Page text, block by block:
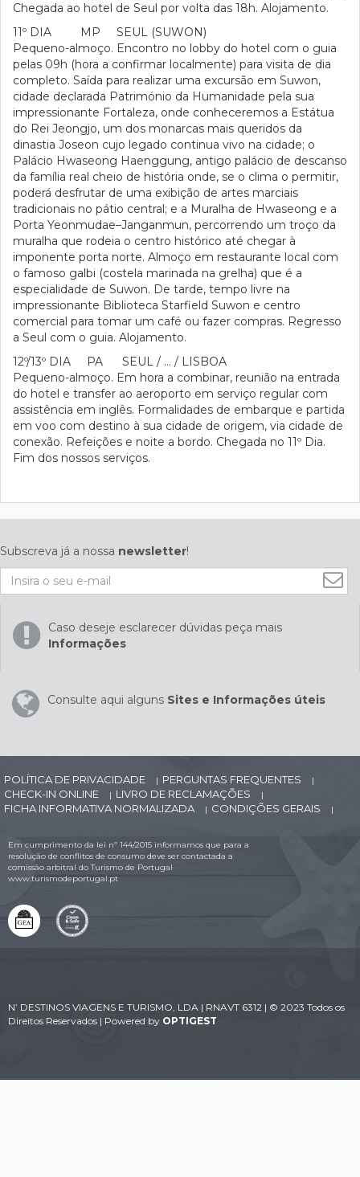
Chegada ao hotel de Seul por volta das 18h. Alojamento.
11º DIA MP SEUL (SUWON)
Pequeno-almoço. Encontro no lobby do hotel com o guia
pelas 09h (hora a confirmar localmente) para visita de dia
completo. Saída para realizar uma excursão em Suwon,
cidade declarada Património da Humanidade pela sua
impressionante Fortaleza, onde conheceremos a Estátua
do Rei Jeongjo, um dos monarcas mais queridos da
dinastia Joseon cujo legado continua vivo na cidade; o
Palácio Hwaseong Haenggung, antigo palácio de descanso
da família real cheio de história onde, se o clima o permitir,
poderá desfrutar de uma exibição de artes marciais
tradicionais no pátio central; e a Muralha de Hwaseong e a
Porta Yeonmudae–Janganmun, percorrendo um troço da
muralha que rodeia o centro histórico até chegar à
imponente porta norte. Almoço em restaurante local com
o famoso galbi (costela marinada na grelha) que é a
especialidade de Suwon. De tarde, tempo livre na
impressionante Biblioteca Starfield Suwon e centro
comercial para tomar um café ou fazer compras. Regresso
a Seul com o guia. Alojamento.
12º/13º DIA PA SEUL / … / LISBOA
Pequeno-almoço. Em hora a combinar, reunião na entrada
do hotel e transfer ao aeroporto em serviço regular com
assistência em inglês. Formalidades de embarque e partida
em voo com destino à sua cidade de origem, via cidade de
conexão. Refeições e noite a bordo. Chegada no 11º Dia.
Fim dos nossos serviços.
Subscreva já a nossa newsletter!
Caso deseje esclarecer dúvidas peça mais
Informações
Consulte aqui alguns Sites e Informações úteis
POLÍTICA DE PRIVACIDADE | PERGUNTAS FREQUENTES |
CHECK-IN ONLINE | LIVRO DE RECLAMAÇÕES |
FICHA INFORMATIVA NORMALIZADA | CONDIÇÕES GERAIS |
Em cumprimento da lei nº 144/2015 informamos que para a
resolução de conflitos de consumo deve ser contactada a
comissão arbitral do Turismo de Portugal
www.turismodeportugal.pt
N’ DESTINOS VIAGENS E TURISMO, LDA | RNAVT 6312 | © 2023 Todos os
Direitos Reservados | Powered by OPTIGEST